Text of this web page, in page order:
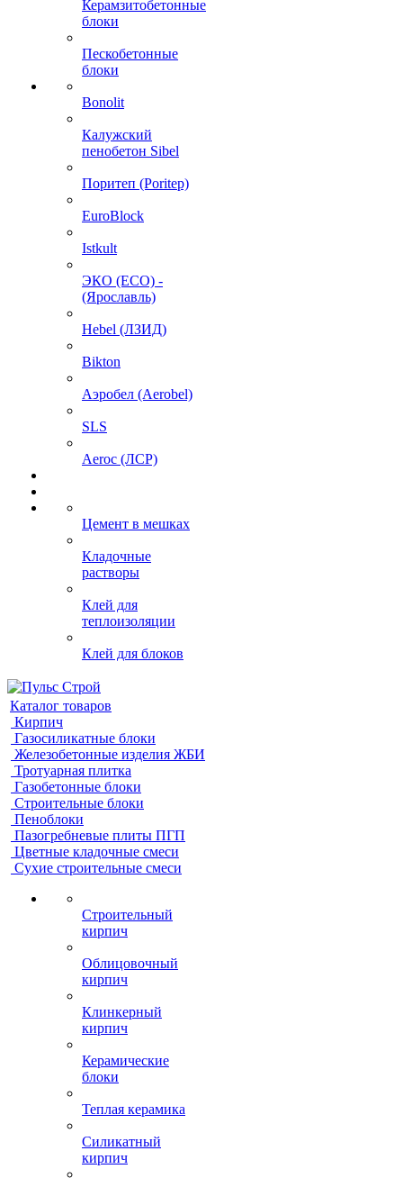
Керамзитобетонные
блоки
Пескобетонные
блоки
Bonolit
Калужский
пенобетон Sibel
Поритеп (Poritep)
EuroBlock
Istkult
ЭКО (ECO) -
(Ярославль)
Hebel (ЛЗИД)
Bikton
Аэробел (Aerobel)
SLS
Aeroc (ЛСР)
Цемент в мешках
Кладочные
растворы
Клей для
теплоизоляции
Клей для блоков
Каталог товаров
Кирпич
Газосиликатные блоки
Железобетонные изделия ЖБИ
Тротуарная плитка
Газобетонные блоки
Строительные блоки
Пеноблоки
Пазогребневые плиты ПГП
Цветные кладочные смеси
Сухие строительные смеси
Строительный
кирпич
Облицовочный
кирпич
Клинкерный
кирпич
Керамические
блоки
Теплая керамика
Силикатный
кирпич